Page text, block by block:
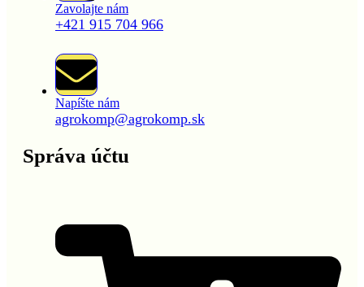
Zavolajte nám
+421 915 704 966
Napíšte nám
agrokomp@agrokomp.sk
Správa účtu